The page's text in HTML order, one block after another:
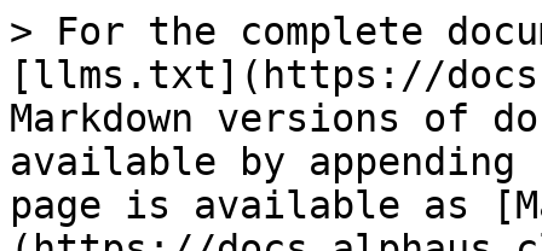
> For the complete
[llms.txt](https://
Markdown versions of
available by
page is available as